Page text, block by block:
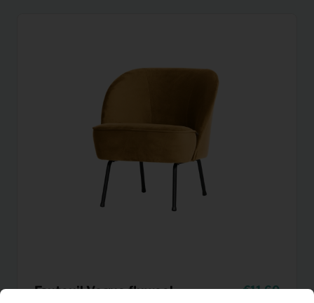
Fauteuil Vogue fluweel
11,60